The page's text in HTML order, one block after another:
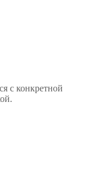
с конкретной